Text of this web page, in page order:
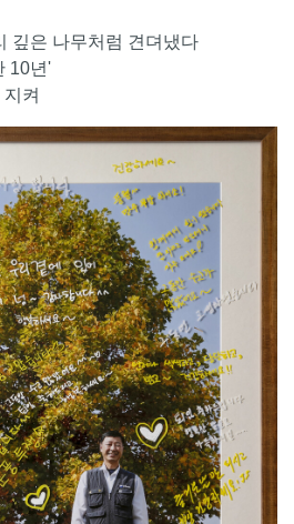
깊은 나무처럼 견뎌냈다
10년'
켜